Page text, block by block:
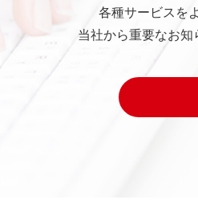
各種サービスを
当社から重要なお知